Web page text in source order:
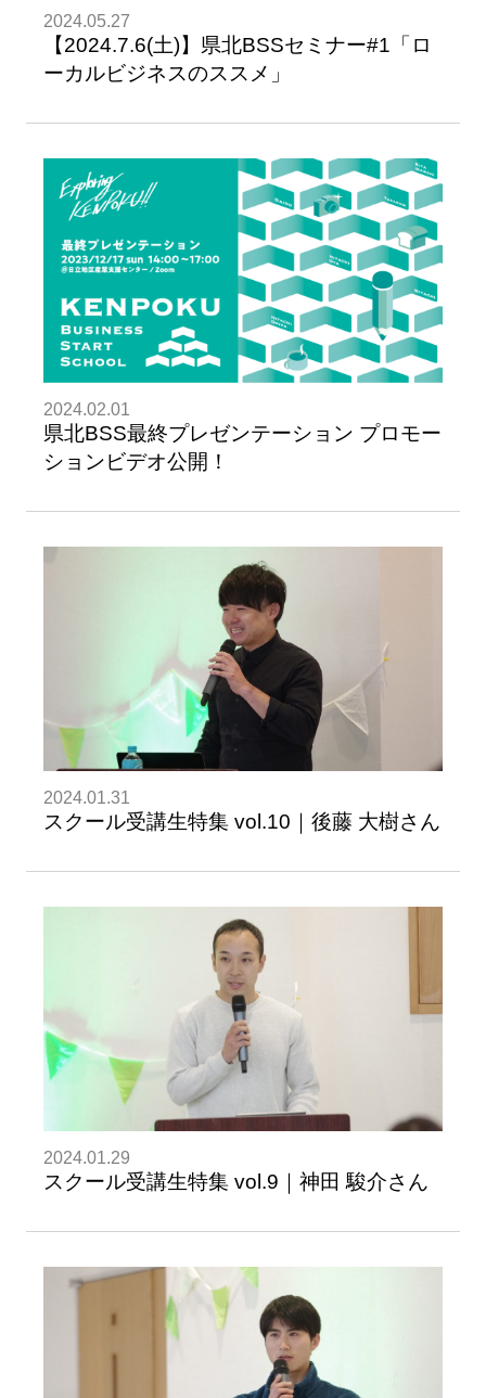
2024.05.27
【2024.7.6(土)】県北BSSセミナー#1「ロ
ーカルビジネスのススメ」
2024.02.01
県北BSS最終プレゼンテーション プロモー
ションビデオ公開！
2024.01.31
スクール受講生特集 vol.10｜後藤 大樹さん
2024.01.29
スクール受講生特集 vol.9｜神田 駿介さん